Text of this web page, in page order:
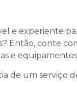
e experiente
Então, conte
e
de um serviço